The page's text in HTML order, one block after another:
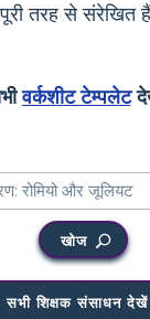
तरह से संरेखित
वर्कशीट टेम्पलेट
खोज
सभी शिक्षक संसाधन देखें